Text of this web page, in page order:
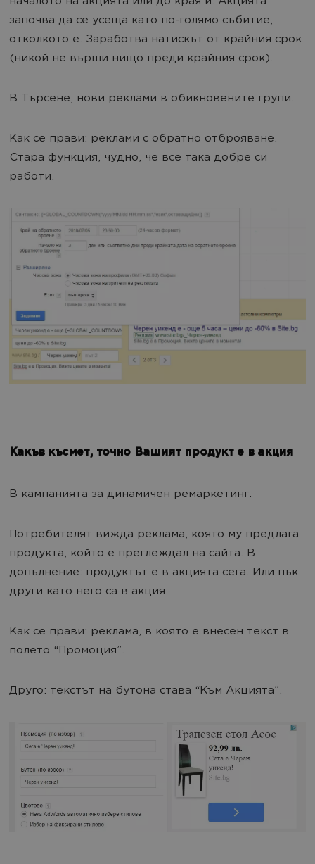
започва да се усеща като по-голямо събитие,
отколкото е. Заработва натискът от крайния срок
(никой не върши нищо преди крайния срок).
В Търсене, нови реклами в обикновените групи.
Как се прави: реклами с обратно отброяване.
Стара функция, чудно, че все така добре си
работи.
Какъв късмет, точно Вашият продукт е в акция
В кампанията за динамичен ремаркетинг.
Потребителят вижда реклама, която му предлага
продукта, който е преглеждал на сайта. В
допълнение: продуктът е в акцията сега. Или пък
други като него са в акция.
Как се прави: реклама, в която е внесен текст в
полето “Промоция”.
Друго: текстът на бутона става “Към Акцията”.